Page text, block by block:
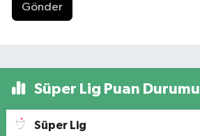
Gönder
Süper Lig Puan Durumu
Süper Lig